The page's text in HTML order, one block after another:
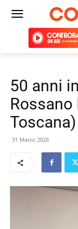
50 anni
Rossano
Toscana)
31 Marzo 2026